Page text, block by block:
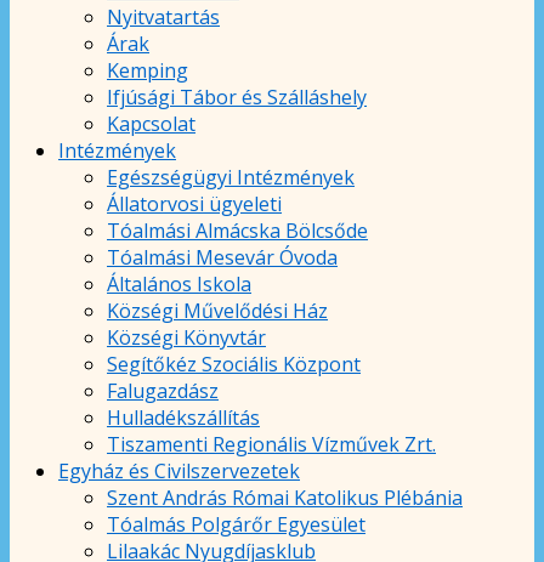
Nyitvatartás
Árak
Kemping
Ifjúsági Tábor és Szálláshely
Kapcsolat
Intézmények
Egészségügyi Intézmények
Állatorvosi ügyeleti
Tóalmási Almácska Bölcsőde
Tóalmási Mesevár Óvoda
Általános Iskola
Községi Művelődési Ház
Községi Könyvtár
Segítőkéz Szociális Központ
Falugazdász
Hulladékszállítás
Tiszamenti Regionális Vízművek Zrt.
Egyház és Civilszervezetek
Szent András Római Katolikus Plébánia
Tóalmás Polgárőr Egyesület
Lilaakác Nyugdíjasklub